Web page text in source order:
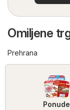
Omiljene
Prehrana
Ponude